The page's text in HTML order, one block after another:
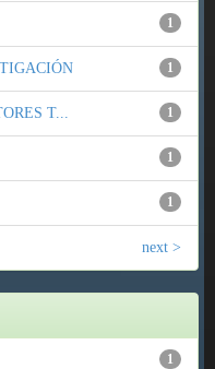
1
1
1
T...
1
1
next >
1